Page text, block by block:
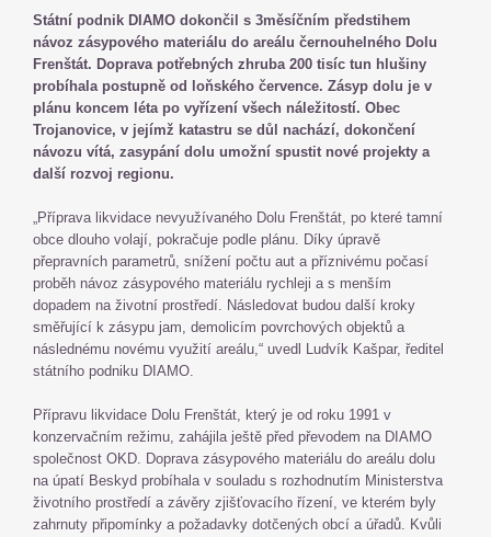
Státní podnik DIAMO dokončil s 3měsíčním předstihem
návoz zásypového materiálu do areálu černouhelného Dolu
Frenštát. Doprava potřebných zhruba 200 tisíc tun hlušiny
probíhala postupně od loňského července. Zásyp dolu je v
plánu koncem léta po vyřízení všech náležitostí. Obec
Trojanovice, v jejímž katastru se důl nachází, dokončení
návozu vítá, zasypání dolu umožní spustit nové projekty a
další rozvoj regionu.
„Příprava likvidace nevyužívaného Dolu Frenštát, po které tamní
obce dlouho volají, pokračuje podle plánu. Díky úpravě
přepravních parametrů, snížení počtu aut a příznivému počasí
proběh návoz zásypového materiálu rychleji a s menším
dopadem na životní prostředí. Následovat budou další kroky
směřující k zásypu jam, demolicím povrchových objektů a
následnému novému využití areálu,“ uvedl Ludvík Kašpar, ředitel
státního podniku DIAMO.
Přípravu likvidace Dolu Frenštát, který je od roku 1991 v
konzervačním režimu, zahájila ještě před převodem na DIAMO
společnost OKD. Doprava zásypového materiálu do areálu dolu
na úpatí Beskyd probíhala v souladu s rozhodnutím Ministerstva
životního prostředí a závěry zjišťovacího řízení, ve kterém byly
zahrnuty připomínky a požadavky dotčených obcí a úřadů. Kvůli